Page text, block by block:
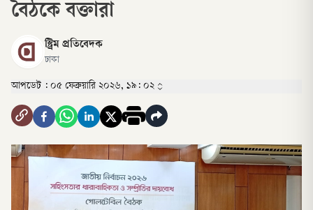
বৈঠকে বক্তারা
স্ট্রিম প্রতিবেদক
ঢাকা
আপডেট : ০৫ ফেব্রুয়ারি ২০২৬, ১৯: ০২